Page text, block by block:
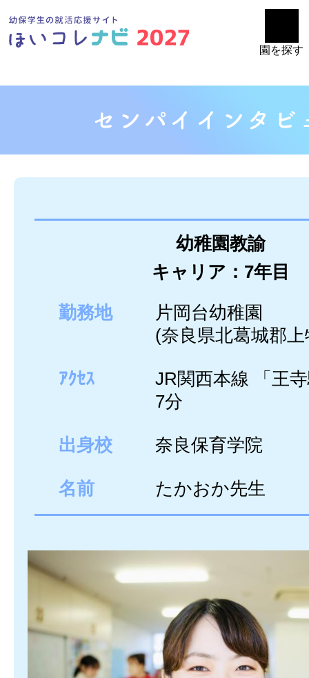
園を探す
幼稚園教諭
キャリア：7年目
勤務地
片岡台幼稚園
(奈良県北葛城郡
ｱｸｾｽ
JR関西本線 「王
7分
出身校 奈良保育学院
名前 たかおか先生